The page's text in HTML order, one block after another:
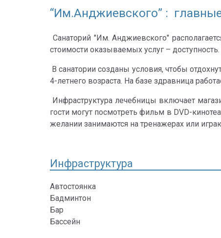
“Им.Анджиевского” :
Санаторий "Им. Анджиевского"
стоимости оказываемых услуг –
В санатории созданы условия, чтобы
4-летнего возраста. На базе здравница
Инфраструктура лечебницы включает
гости могут посмотреть фильм в DVD-
желании занимаются на тренажерах или
Инфраструктура
Автостоянка
Бадминтон
Бар
Бассейн